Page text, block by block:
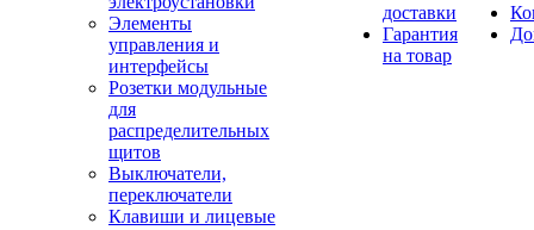
Элементы
управления и
интерфейсы
Розетки модульные
для
распределительных
щитов
Выключатели,
переключатели
Клавиши и лицевые
доставки
Гарантия
на товар